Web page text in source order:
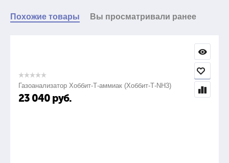
Похожие товары Вы просматривали ранее
Газоанализатор Хоббит-Т-аммиак (Хоббит-Т-NH3)
23 040 руб.